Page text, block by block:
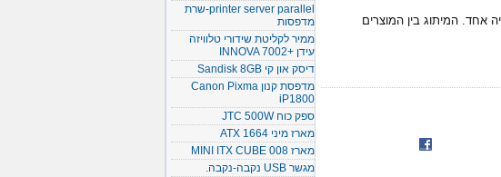
printer server parallel-שרת
מדפסות
ממיר לקליטת שידורי טלוויזה
עידן +INNOVA 7002
דיסק און קי Sandisk 8GB
מדפסת קנון Canon Pixma
iP1800
ספק כוח JTC 500W
מארז מיני ATX 1664
מארז MINI ITX CUBE 008
מגשר USB נקבה-נקבה.
אחד. המיתוג בין המוצרים